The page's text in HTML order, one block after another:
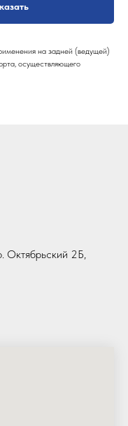
на задней (ведущей)
осуществляющего
Октябрьский 2Б,